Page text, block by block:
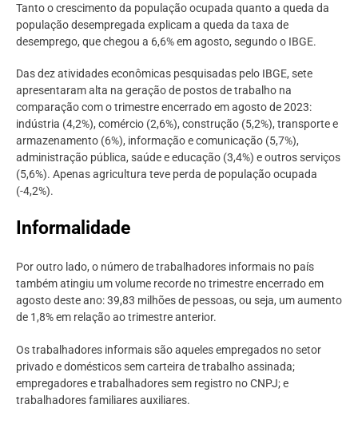
Tanto o crescimento da população ocupada quanto a queda da
população desempregada explicam a queda da taxa de
desemprego, que chegou a 6,6% em agosto, segundo o IBGE.
Das dez atividades econômicas pesquisadas pelo IBGE, sete
apresentaram alta na geração de postos de trabalho na
comparação com o trimestre encerrado em agosto de 2023:
indústria (4,2%), comércio (2,6%), construção (5,2%), transporte e
armazenamento (6%), informação e comunicação (5,7%),
administração pública, saúde e educação (3,4%) e outros serviços
(5,6%). Apenas agricultura teve perda de população ocupada
(-4,2%).
Informalidade
Por outro lado, o número de trabalhadores informais no país
também atingiu um volume recorde no trimestre encerrado em
agosto deste ano: 39,83 milhões de pessoas, ou seja, um aumento
de 1,8% em relação ao trimestre anterior.
Os trabalhadores informais são aqueles empregados no setor
privado e domésticos sem carteira de trabalho assinada;
empregadores e trabalhadores sem registro no CNPJ; e
trabalhadores familiares auxiliares.